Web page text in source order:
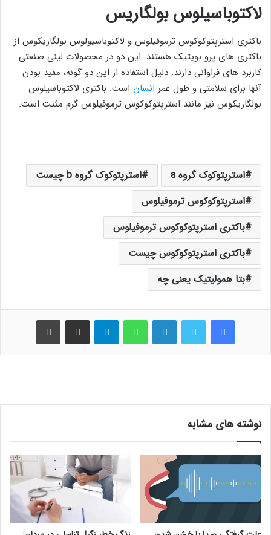
لاکتوباسیلوس بولگاریس
باکتری استرپتوکوکوس ترموفیلوس و لاکتوباسیولوس بولگاریکوس از
باکتری های پرو بویتیک هستند. این دو در محصولات لینی صنعتی
کاربرد های فراوانی دارند. دلیل استفاده از این دو گونه، مفید بودن
آنها برای سلامتی و طول عمر انسان است. باکتری لاکتوباسیلوس
بولگاریکوس نیز مانند استرپتوکوکوس ترموفیلوس گرم مثبت است.
استرپتوکوک گروه a
استرپتوکوک گروه b چیست
استرپتوکوکوس ترموفيلوس
باکتری استرپتوکوکوس ترموفيلوس
باکتری استرپتوکوکوس چیست
بتا همولیتیک یعنی چه
فیس بوک لینکدین واتس آپ اشتراک گذاری از طریق ایمیل
نوشته های مشابه